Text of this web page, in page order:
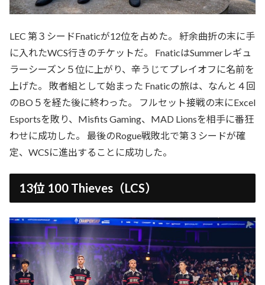
LEC 第３シードFnaticが12位を占めた。 紆余曲折の末に手
に入れたWCS行きのチケットだ。 FnaticはSummerレギュ
ラーシーズン５位に上がり、辛うじてプレイオフに名前を
上げた。 敗者組として始まった Fnaticの旅は、なんと４回
のBO５を経た後に終わった。 フルセット接戦の末にExcel
Esportsを敗り、Misfits Gaming、MAD Lionsを相手に番狂
わせに成功した。 最後のRogue戦敗北で第３シードが確
定、WCSに進出することに成功した。
13位 100 Thieves（LCS）